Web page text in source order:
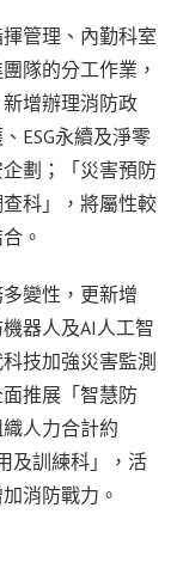
管理、內勤科室
隊的分工作業，
增辦理消防政
ESG永續及淨零
劃；「災害預防
科」，將屬性較
。
變性，更新增
器人及AI人工智
技加強災害監測
推展「智慧防
人力合計約
及訓練科」，活
消防戰力。